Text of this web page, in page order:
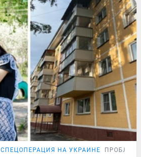
СПЕЦОПЕРАЦИЯ НА УКРАИНЕ ПРОБЛЕМА